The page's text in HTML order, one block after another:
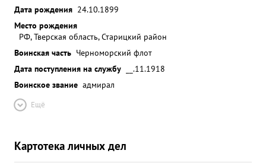
Дата рождения 24.10.1899
Место рождения
РФ, Тверская область, Старицкий район
Воинская часть Черноморский флот
Дата поступления на службу
__.11.1918
Воинское звание адмирал
Ещё
Картотека личных дел